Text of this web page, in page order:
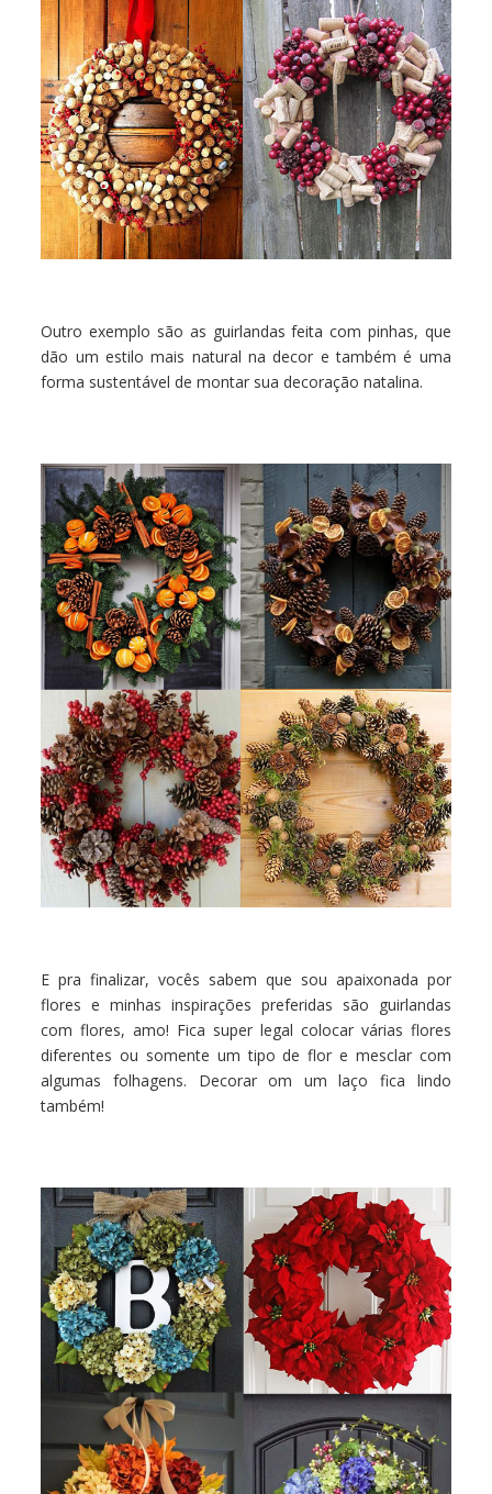
Outro exemplo são as guirlandas feita com pinhas, que
dão um estilo mais natural na decor e também é uma
forma sustentável de montar sua decoração natalina.
E pra finalizar, vocês sabem que sou apaixonada por
flores e minhas inspirações preferidas são guirlandas
com flores, amo! Fica super legal colocar várias flores
diferentes ou somente um tipo de flor e mesclar com
algumas folhagens. Decorar om um laço fica lindo
também!